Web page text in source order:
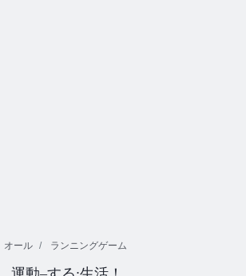
オール ランニングゲーム